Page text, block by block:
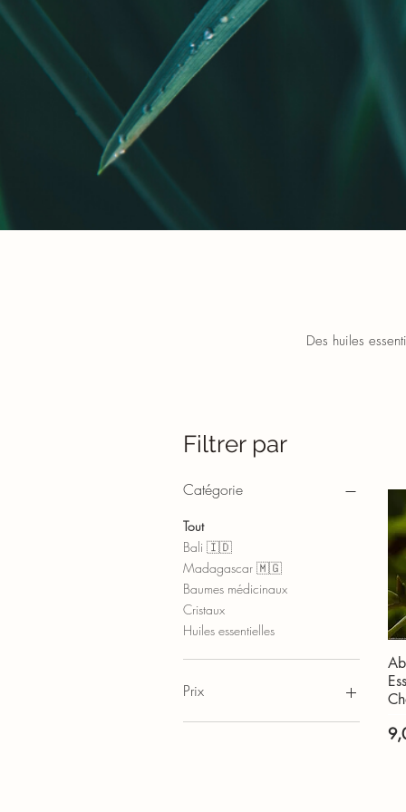
Des huiles
Filtrer par
Catégorie
Tout
Bali 🇮🇩
Madagascar 🇲🇬
Baumes médicinaux
Cristaux
Huiles essentielles
Prix